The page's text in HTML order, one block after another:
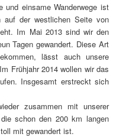
und einsame Wanderwege ist
auf der westlichen Seite von
Im Mai 2013 sind wir den
Tagen gewandert. Diese Art
lässt auch unsere
Frühjahr 2014 wollen wir das
Insgesamt erstreckt sich
zusammen mit unserer
schon den 200 km langen
mit gewandert ist.